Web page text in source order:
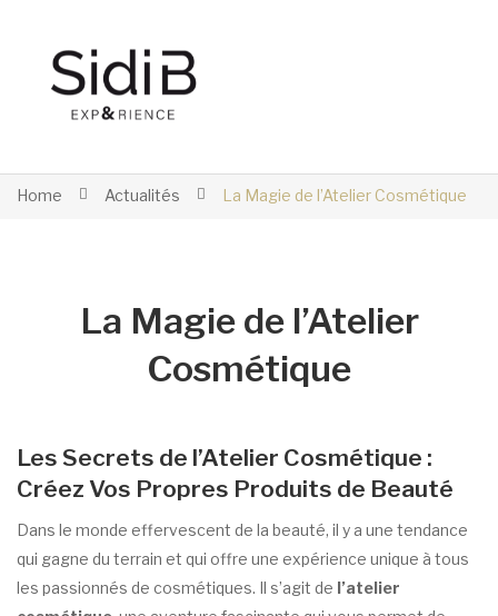
Home Actualités La Magie de l’Atelier Cosmétique
La Magie de l’Atelier
Cosmétique
Les Secrets de l’Atelier Cosmétique :
Créez Vos Propres Produits de Beauté
Dans le monde effervescent de la beauté, il y a une tendance
qui gagne du terrain et qui offre une expérience unique à tous
les passionnés de cosmétiques. Il s’agit de l’atelier